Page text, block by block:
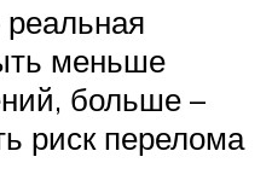
меньше
больше –
риск перелома